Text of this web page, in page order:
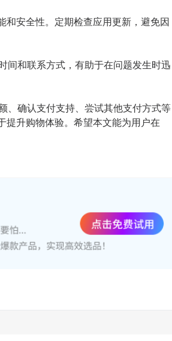
和安全性。定期检查应用更新，避免因
间和联系方式，有助于在问题发生时迅
、确认支付支持、尝试其他支付方式等
提升购物体验。希望本文能为用户在